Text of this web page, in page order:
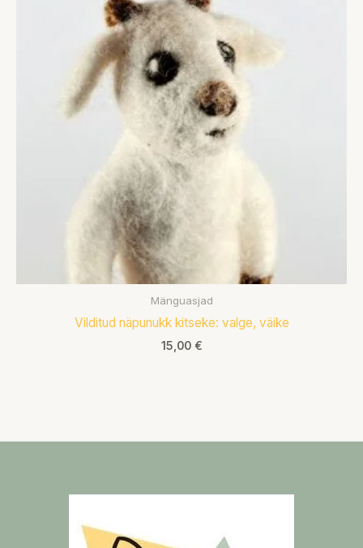
Mänguasjad
Vilditud näpunukk kitseke: valge, väike
15,00 €